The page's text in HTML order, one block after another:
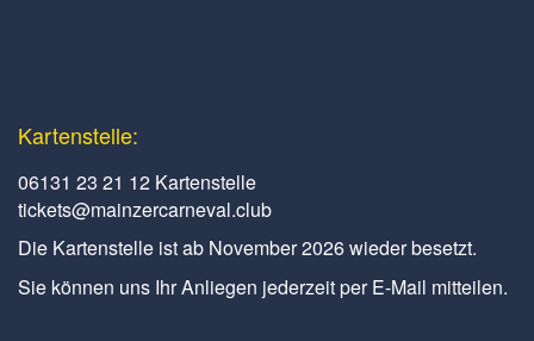
Kartenstelle:
06131 23 21 12 Kartenstelle
tickets@mainzercarneval.club
Die Kartenstelle ist ab November 2026 wieder besetzt.
Sie können uns Ihr Anliegen jederzeit per E-Mail mitteilen.